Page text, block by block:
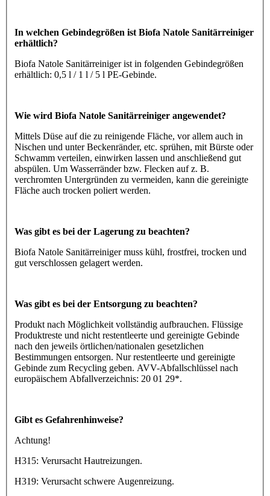
In welchen Gebindegrößen ist Biofa Natole Sanitärreiniger
erhältlich?
Biofa Natole Sanitärreiniger ist in folgenden Gebindegrößen
erhältlich: 0,5 l / 1 l / 5 l PE-Gebinde.
Wie wird Biofa Natole Sanitärreiniger angewendet?
Mittels Düse auf die zu reinigende Fläche, vor allem auch in
Nischen und unter Beckenränder, etc. sprühen, mit Bürste oder
Schwamm verteilen, einwirken lassen und anschließend gut
abspülen. Um Wasserränder bzw. Flecken auf z. B.
verchromten Untergründen zu vermeiden, kann die gereinigte
Fläche auch trocken poliert werden.
Was gibt es bei der Lagerung zu beachten?
Biofa Natole Sanitärreiniger muss kühl, frostfrei, trocken und
gut verschlossen gelagert werden.
Was gibt es bei der Entsorgung zu beachten?
Produkt nach Möglichkeit vollständig aufbrauchen. Flüssige
Produktreste und nicht restentleerte und gereinigte Gebinde
nach den jeweils örtlichen/nationalen gesetzlichen
Bestimmungen entsorgen. Nur restentleerte und gereinigte
Gebinde zum Recycling geben. AVV-Abfallschlüssel nach
europäischem Abfallverzeichnis: 20 01 29*.
Gibt es Gefahrenhinweise?
Achtung!
H315: Verursacht Hautreizungen.
H319: Verursacht schwere Augenreizung.